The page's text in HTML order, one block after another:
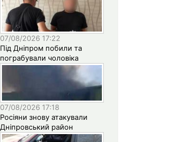
07/08/2026 17:22
Під Дніпром побили та
пограбували чоловіка
07/08/2026 17:18
Росіяни знову атакували
Дніпровський район